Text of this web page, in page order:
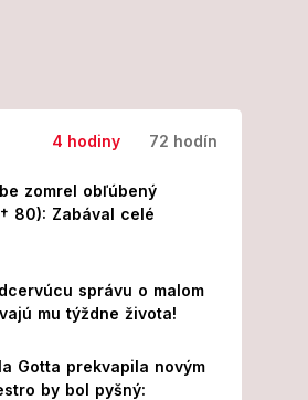
4 hodiny 72 hodín
zomrel obľúbený
80): Zabával celé
správu o malom
mu týždne života!
Gotta prekvapila novým
by bol pyšný: